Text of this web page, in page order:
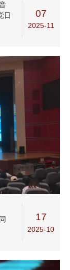
日
07
2025-11
17
2025-10